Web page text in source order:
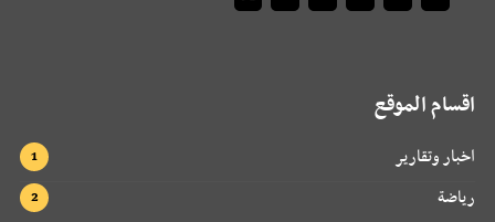
اقسام الموقع
اخبار وتقارير
رياضة